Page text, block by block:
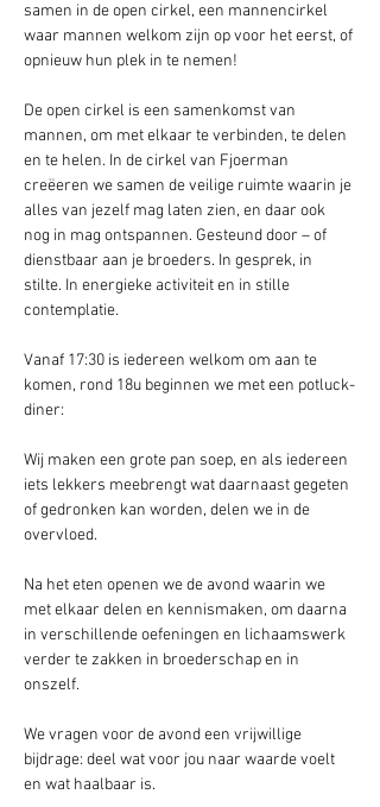
samen in de open cirkel, een mannencirkel
waar mannen welkom zijn op voor het eerst, of
opnieuw hun plek in te nemen!
De open cirkel is een samenkomst van
mannen, om met elkaar te verbinden, te delen
en te helen. In de cirkel van Fjoerman
creëeren we samen de veilige ruimte waarin je
alles van jezelf mag laten zien, en daar ook
nog in mag ontspannen. Gesteund door – of
dienstbaar aan je broeders. In gesprek, in
stilte. In energieke activiteit en in stille
contemplatie.
Vanaf 17:30 is iedereen welkom om aan te
komen, rond 18u beginnen we met een potluck-
diner:
Wij maken een grote pan soep, en als iedereen
iets lekkers meebrengt wat daarnaast gegeten
of gedronken kan worden, delen we in de
overvloed.
Na het eten openen we de avond waarin we
met elkaar delen en kennismaken, om daarna
in verschillende oefeningen en lichaamswerk
verder te zakken in broederschap en in
onszelf.
We vragen voor de avond een vrijwillige
bijdrage: deel wat voor jou naar waarde voelt
en wat haalbaar is.